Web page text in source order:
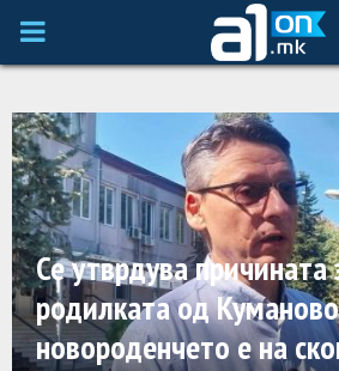
P
I
M
A
R
Се утврдува причинaтa
родилката од
новороденчето e на